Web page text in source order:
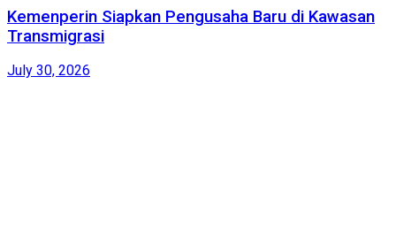
Kemenperin Siapkan Pengusaha Baru di Kawasan
Transmigrasi
July 30, 2026